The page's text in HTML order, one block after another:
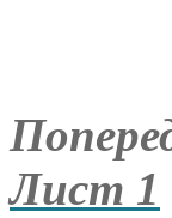
Лист 1